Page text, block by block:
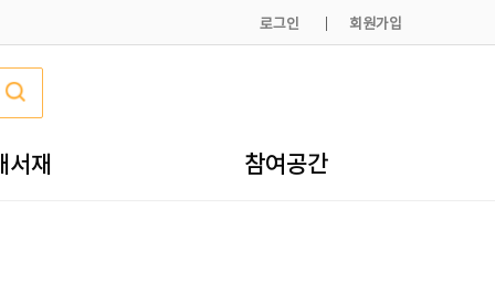
로그인 회원가입
서재 참여공간